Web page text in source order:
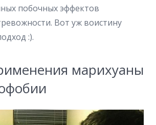
побочных эффектов
Вот уж воистину
:).
марихуаны